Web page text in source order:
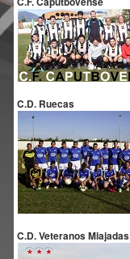
C.D. Ruecas
C.D. Veteranos Miajadas